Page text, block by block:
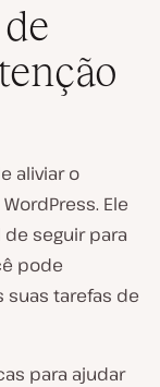
aliviar o
Ele
seguir para
pode
suas tarefas de
para ajudar